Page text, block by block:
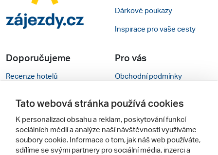
Dárkové poukazy
Inspirace pro vaše cesty
Doporučujeme
Recenze hotelů
Zájazdy.sk
Pro vás
Obchodní podmínky
Mobilní verze webu
Tato webová stránka používá cookies
K personalizaci obsahu a reklam, poskytování funkcí
sociálních médií a analýze naší návštěvnosti využíváme
soubory cookie. Informace o tom, jak náš web používáte,
sdílíme se svými partnery pro sociální média, inzerci a